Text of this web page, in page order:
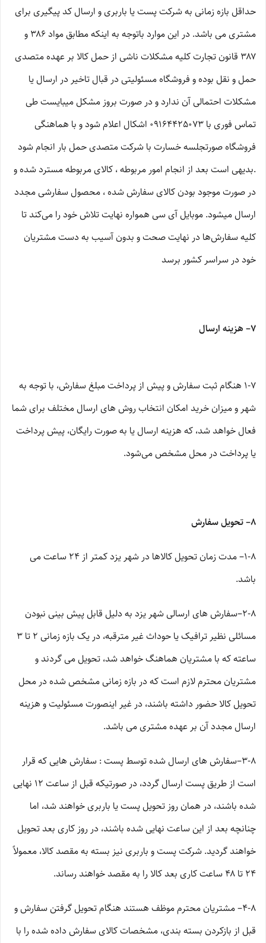
حداقل بازه زمانی به شرکت پست یا باربری و ارسال کد پیگیری برای
مشتری می باشد. در این موارد باتوجه به اینکه مطابق مواد ۳۸۶ و
۳۸۷ قانون تجارت کلیه مشکلات ناشی از حمل کالا بر عهده متصدی
حمل و نقل بوده و فروشگاه مسئولیتی در قبال تاخیر در ارسال یا
مشکلات احتمالی آن ندارد و در صورت بروز مشکل میبایست طی
تماس فوری با 09164425073 اشکال اعلام شود و با هماهنگی
فروشگاه صورتجلسه خسارت با شرکت متصدی حمل بار انجام شود
.بدیهی است بعد از انجام امور مربوطه ، کالای مربوطه مسترد شده و
در صورت موجود بودن کالای سفارش شده ، محصول سفارشی مجدد
ارسال میشود. موبایل آی سی همواره نهایت تلاش خود را می‏‌کند تا
کلیه سفارش‏‌ها در نهایت صحت و بدون آسیب به دست مشتریان
خود در سراسر کشور برسد
۷– هزینه ارسال
۱-۷ هنگام ثبت سفارش و پیش از پرداخت مبلغ سفارش، با توجه به
شهر و میزان خرید امکان انتخاب روش های ارسال مختلف برای شما
فعال خواهد شد، که هزینه ارسال یا به صورت رایگان، پیش پرداخت
یا پرداخت در محل مشخص می‌شود.
۸– تحویل سفارش
۱-۸– مدت زمان تحویل کالاها در شهر یزد کمتر از 24 ساعت می
باشد.
۲-۸–سفارش های ارسالی شهر یزد به دلیل قابل پیش بینی نبودن
مسائلی نظیر ترافیک یا حوداث غیر مترقبه، در یک بازه زمانی ۲ تا ۳
ساعته که با مشتریان هماهنگ خواهد شد، تحویل می گردند و
مشتریان محترم لازم است که در بازه زمانی مشخص شده در محل
تحویل کالا حضور داشته باشند، در غیر اینصورت مسئولیت و هزینه
ارسال مجدد آن بر عهده مشتری می باشد.
۳-۸–سفارش های ارسال شده توسط پست : سفارش هایی که قرار
است از طریق پست ارسال گردد، در صورتیکه قبل از ساعت ۱۲ نهایی
شده باشند، در همان روز تحویل پست یا باربری خواهند شد، اما
چنانچه بعد از این ساعت نهایی شده باشند، در روز کاری بعد تحویل
خواهند گردید. شرکت پست و باربری نیز بسته به مقصد کالا، معمولاً
۲۴ تا ۴۸ ساعت کاری بعد کالا را به مقصد خواهند رساند.
۴-۸– مشتریان محترم موظف هستند هنگام تحویل گرفتن سفارش و
قبل از بازکردن بسته بندی، مشخصات کالای سفارش داده شده را با